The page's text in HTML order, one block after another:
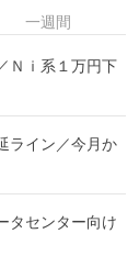
Ｎｉ系１万円下
ライン／今月か
タセンター向け
一週間